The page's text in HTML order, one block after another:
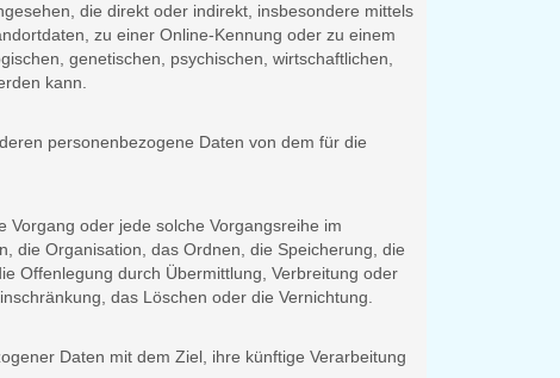
die direkt oder indirekt, insbesondere mittels
zu einer Online-Kennung oder zu einem
genetischen, psychischen, wirtschaftlichen,
kann.
personenbezogene Daten von dem für die
oder jede solche Vorgangsreihe im
die Organisation, das Ordnen, die Speicherung, die
Offenlegung durch Übermittlung, Verbreitung oder
das Löschen oder die Vernichtung.
Daten mit dem Ziel, ihre künftige Verarbeitung